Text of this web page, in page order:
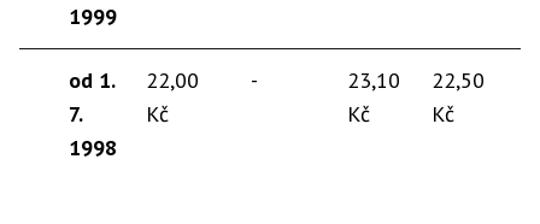
1999
od 1.
7.
1998
22,00
Kč
-
23,10
Kč
22,50
Kč